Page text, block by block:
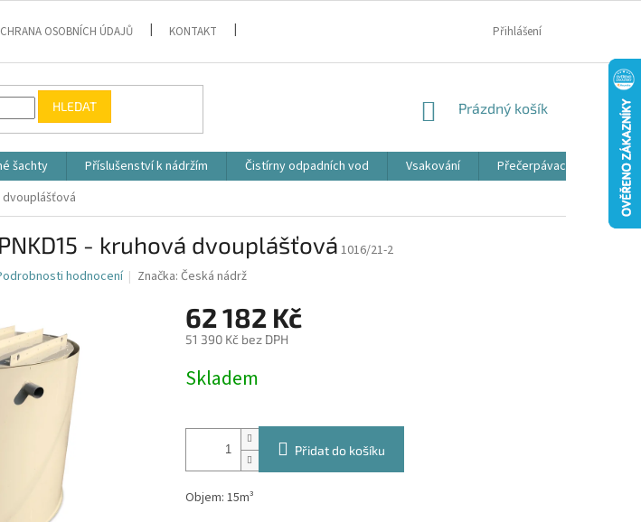
OSOBNÍCH ÚDAJŮ KONTAKT Přihlášení
HLEDAT
NÁKUPNÍ
Prázdný košík
šachty Příslušenství k nádržím Čistírny odpadních vod Vsakování Přečerpávací jímky
dvouplášťová
- kruhová dvouplášťová 1016/21-2
hodnocení Značka:Česká nádrž
62 182 Kč
51 390 Kč bez DPH
cena:
Skladem
Přidat do košíku
Objem: 15m³